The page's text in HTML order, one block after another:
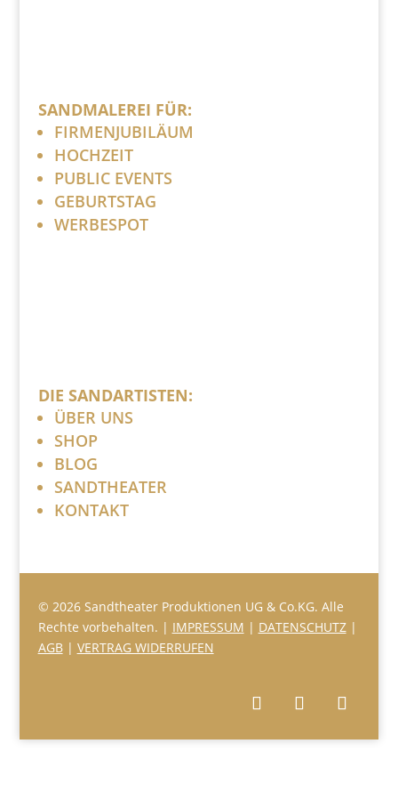
SANDMALEREI FÜR:
FIRMENJUBILÄUM
HOCHZEIT
PUBLIC EVENTS
GEBURTSTAG
WERBESPOT
DIE SANDARTISTEN:
ÜBER UNS
SHOP
BLOG
SANDTHEATER
KONTAKT
© 2026 Sandtheater Produktionen UG & Co.KG. Alle
Rechte vorbehalten. | IMPRESSUM | DATENSCHUTZ|
AGB| VERTRAG WIDERRUFEN